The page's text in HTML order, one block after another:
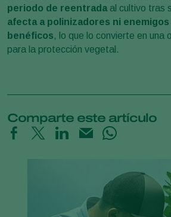
periodo de reentrada al cultivo tras
afecta a polinizadores ni
benéficos, lo que lo convierte en una
para la protección vegetal.
Comparte este artículo